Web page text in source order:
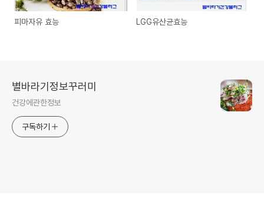
피마자유 효능 LGG유산균효능
별바라기정보꾸러미
건강에관한정보
구독하기